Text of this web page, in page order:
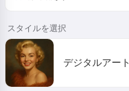
スタイルを選択
デジタルアート